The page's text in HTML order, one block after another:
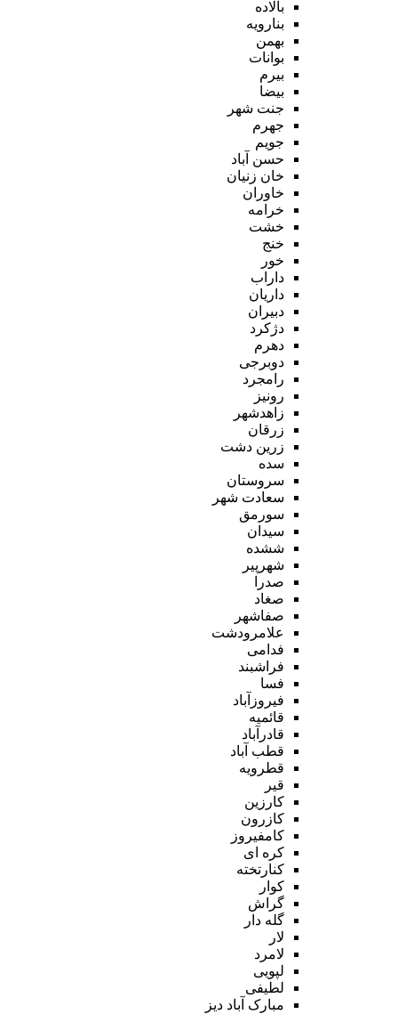
بالاده
بنارویه
بهمن
بوانات
بیرم
بیضا
جنت شهر
جهرم
جویم
حسن آباد
خان زنیان
خاوران
خرامه
خشت
خنج
خور
داراب
داریان
دبیران
دژکرد
دهرم
دوبرجی
رامجرد
رونیز
زاهدشهر
زرقان
زرین دشت
سده
سروستان
سعادت شهر
سورمق
سیدان
ششده
شهرپیر
صدرا
صغاد
صفاشهر
علامرودشت
فدامی
فراشبند
فسا
فیروزآباد
قائمیه
قادرآباد
قطب آباد
قطرویه
قیر
کارزین
کازرون
کامفیروز
کره ای
کنارتخته
کوار
گراش
گله دار
لار
لامرد
لپویی
لطیفی
مبارک آباد دیز